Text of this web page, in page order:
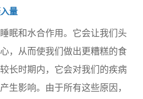
量
眠和水合作用。它会让我们头
，从而使我们做出更糟糕的食
长时期内，它会对我们的疾病
生影响。由于所有这些原因，